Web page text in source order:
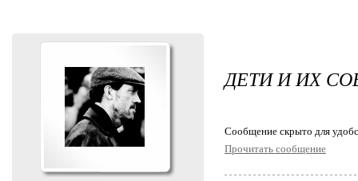
ДЕТИ И ИХ
Cообщение скрыто для
Прочитать сообщение